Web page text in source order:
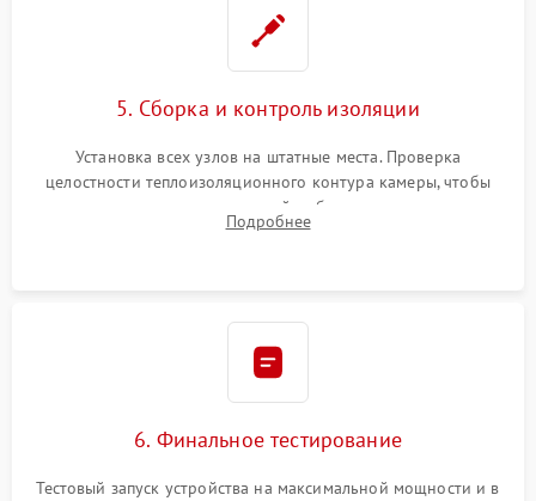
5. Сборка и контроль изоляции
Установка всех узлов на штатные места. Проверка
целостности теплоизоляционного контура камеры, чтобы
исключить перегрев кухонной мебели и потерю тепла.
Надежная фиксация клемм и сборка корпуса шкафа.
Подробнее
6. Финальное тестирование
Тестовый запуск устройства на максимальной мощности и в